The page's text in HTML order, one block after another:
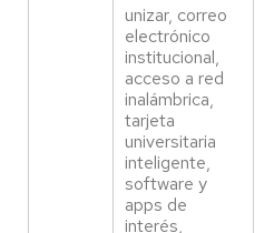
unizar, correo
electrónico
institucional,
acceso a red
inalámbrica,
tarjeta
universitaria
inteligente,
software y
apps de
interés,